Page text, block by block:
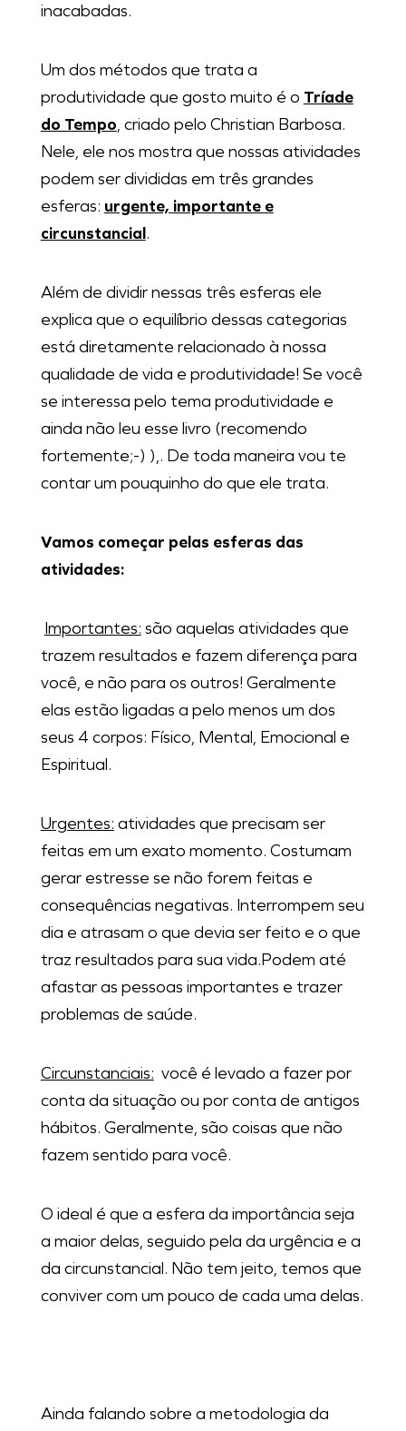
inacabadas.
Um dos métodos que trata a
produtividade que gosto muito é o Tríade
do Tempo, criado pelo Christian Barbosa.
Nele, ele nos mostra que nossas atividades
podem ser divididas em três grandes
esferas: urgente, importante e
circunstancial.
Além de dividir nessas três esferas ele
explica que o equilíbrio dessas categorias
está diretamente relacionado à nossa
qualidade de vida e produtividade! Se você
se interessa pelo tema produtividade e
ainda não leu esse livro (recomendo
fortemente;-) ),. De toda maneira vou te
contar um pouquinho do que ele trata.
Vamos começar pelas esferas das
atividades:
Importantes: são aquelas atividades que
trazem resultados e fazem diferença para
você, e não para os outros! Geralmente
elas estão ligadas a pelo menos um dos
seus 4 corpos: Físico, Mental, Emocional e
Espiritual.
Urgentes: atividades que precisam ser
feitas em um exato momento. Costumam
gerar estresse se não forem feitas e
consequências negativas. Interrompem seu
dia e atrasam o que devia ser feito e o que
traz resultados para sua vida.Podem até
afastar as pessoas importantes e trazer
problemas de saúde.
Circunstanciais: você é levado a fazer por
conta da situação ou por conta de antigos
hábitos. Geralmente, são coisas que não
fazem sentido para você.
O ideal é que a esfera da importância seja
a maior delas, seguido pela da urgência e a
da circunstancial. Não tem jeito, temos que
conviver com um pouco de cada uma delas.
Ainda falando sobre a metodologia da